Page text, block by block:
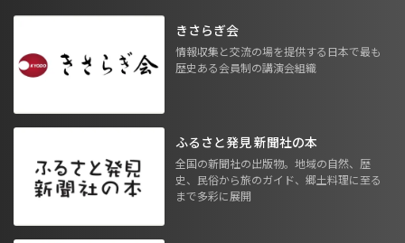
きさらぎ会
情報収集と交流の場を提供する日本で最も
歴史ある会員制の講演会組織
ふるさと発見 新聞社の本
全国の新聞社の出版物。地域の自然、歴
史、民俗から旅のガイド、郷土料理に至る
まで多彩に展開